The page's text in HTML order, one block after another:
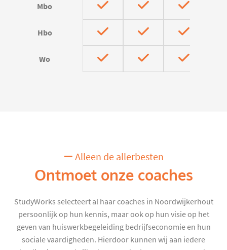
Mbo
Hbo
Wo
Alleen de allerbesten
Ontmoet onze coaches
StudyWorks selecteert al haar coaches in Noordwijkerhout
persoonlijk op hun kennis, maar ook op hun visie op het
geven van huiswerkbegeleiding bedrijfseconomie en hun
sociale vaardigheden. Hierdoor kunnen wij aan iedere